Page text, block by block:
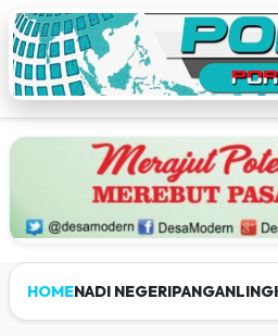
HOMENADI NEGERIPANGAN